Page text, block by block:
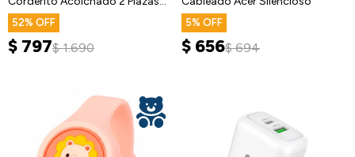
230x200
52
$ 797$ 1.690
5
$ 656$ 694